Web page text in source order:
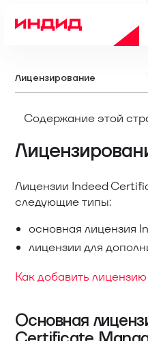
Лицензирование
Содержание этой
Лицензии Indeed
следующие типы:
основная лицензия
лицензии для
Как добавить
Основная